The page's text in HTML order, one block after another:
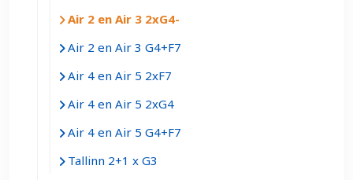
Air 2 en Air 3 2xG4
Air 2 en Air 3 G4+F7
Air 4 en Air 5 2xF7
Air 4 en Air 5 2xG4
Air 4 en Air 5 G4+F7
Tallinn 2+1 x G3